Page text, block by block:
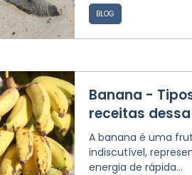
BLOG
Banana -
receitas
A banana é uma
indiscutível,
energia de rápida...